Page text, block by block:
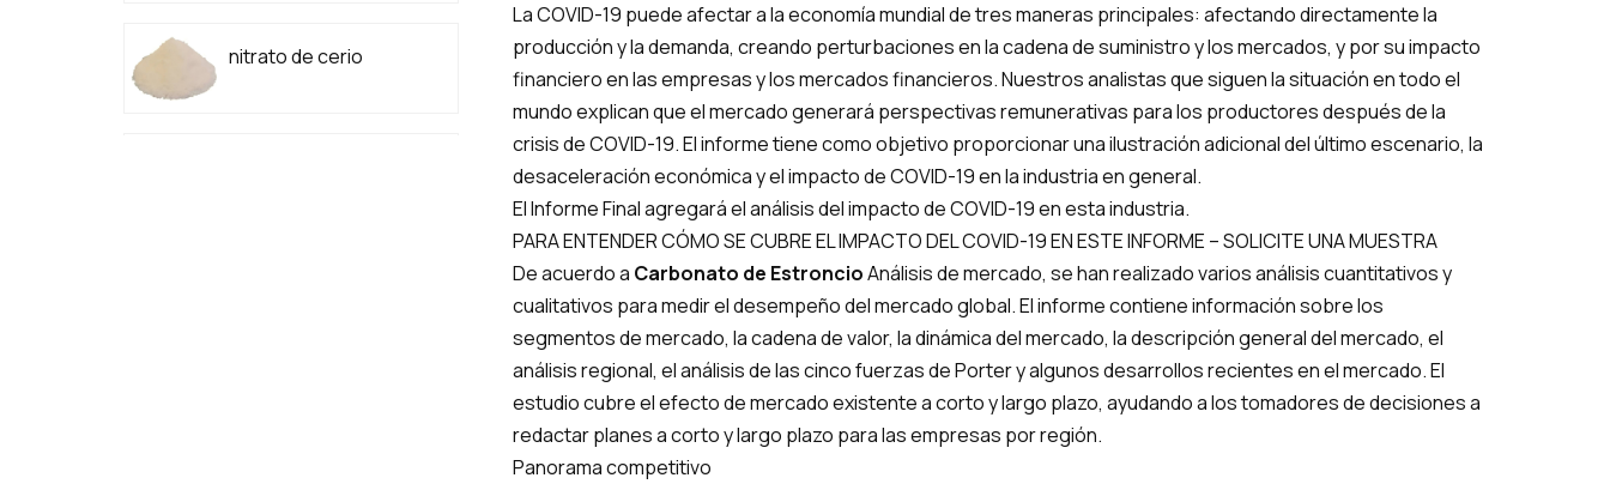
La COVID-19 puede afectar a la economía mundial de tres maneras principales: afectando directamente la
producción y la demanda, creando perturbaciones en la cadena de suministro y los mercados, y por su impacto
financiero en las empresas y los mercados financieros. Nuestros analistas que siguen la situación en todo el
mundo explican que el mercado generará perspectivas remunerativas para los productores después de la
crisis de COVID-19. El informe tiene como objetivo proporcionar una ilustración adicional del último escenario, la
desaceleración económica y el impacto de COVID-19 en la industria en general.
El Informe Final agregará el análisis del impacto de COVID-19 en esta industria.
PARA ENTENDER CÓMO SE CUBRE EL IMPACTO DEL COVID-19 EN ESTE INFORME – SOLICITE UNA MUESTRA
De acuerdo a Carbonato de EstroncioAnálisis de mercado, se han realizado varios análisis cuantitativos y
cualitativos para medir el desempeño del mercado global. El informe contiene información sobre los
segmentos de mercado, la cadena de valor, la dinámica del mercado, la descripción general del mercado, el
análisis regional, el análisis de las cinco fuerzas de Porter y algunos desarrollos recientes en el mercado. El
estudio cubre el efecto de mercado existente a corto y largo plazo, ayudando a los tomadores de decisiones a
redactar planes a corto y largo plazo para las empresas por región.
Panorama competitivo
nitrato de cerio